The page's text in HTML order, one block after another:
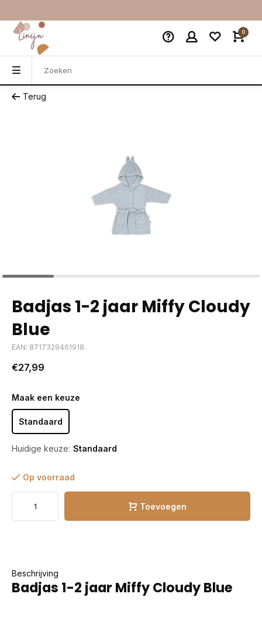
0
Terug
Badjas 1-2 jaar Miffy Cloudy
Blue
EAN: 8717329461918
€27,99
Maak een keuze
Standaard
Huidige keuze: Standaard
Op voorraad
Toevoegen
Beschrijving
Badjas 1-2 jaar Miffy Cloudy Blue